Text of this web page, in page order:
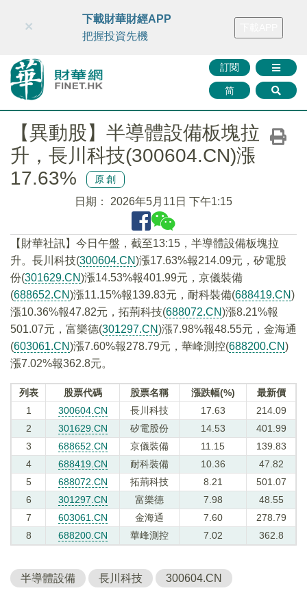
財華智庫網 FINTV FINMETA 財華證券 媒體矩陣
訂閱
简
×
下載財華財經APP
把握投資先機
【異動股】半導體設備板塊拉
升，長川科技(300604.CN)漲
17.63%
原創
日期： 2026年5月11日 下午1:15
【財華社訊】今日午盤，截至13:15，半導體設備板塊拉
升。長川科技(300604.CN)漲17.63%報214.09元，矽電股
份(301629.CN)漲14.53%報401.99元，京儀裝備
(688652.CN)漲11.15%報139.83元，耐科裝備(688419.CN)
漲10.36%報47.82元，拓荊科技(688072.CN)漲8.21%報
501.07元，富樂德(301297.CN)漲7.98%報48.55元，金海通
(603061.CN)漲7.60%報278.79元，華峰測控(688200.CN)
漲7.02%報362.8元。
列表 股票代碼 股票名稱 漲跌幅(%)
最新價
1
300604.CN 長川科技 17.63
214.09
2
301629.CN 矽電股份 14.53
401.99
3
688652.CN 京儀裝備 11.15
139.83
4
688419.CN 耐科裝備 10.36
47.82
5
688072.CN 拓荊科技 8.21
501.07
6
301297.CN 富樂德 7.98
48.55
7
603061.CN 金海通 7.60
278.79
8
688200.CN 華峰測控 7.02 362.8
半導體設備 長川科技 300604.CN